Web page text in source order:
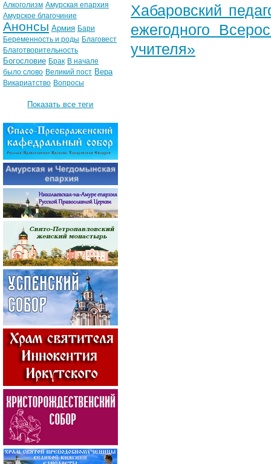
Хабаровский
ежегодного
учителя»
Алкоголизм Амурская епархия
Амурское благочиние
Анонсы Армия Бари
Беременность и роды Благовест
Благотворительность
Богословие Брак В начале
было слово Великий пост Вера
Викариатство Вопросы
Показать все теги